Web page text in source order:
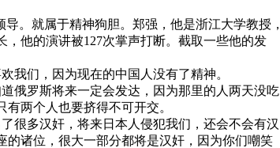
。就属于精神狗胆。郑强，他是浙江大学教授，
，他的演讲被127次掌声打断。截取一些他的发
我们，因为现在的中国人没有了精神。
俄罗斯将来一定会发达，因为那里的人两天没吃
两个人也要挤得不可开交。
很多汉奸，将来日本人侵犯我们，还会不会有汉
的诸位，很大一部分都将是汉奸，因为你们嘲笑